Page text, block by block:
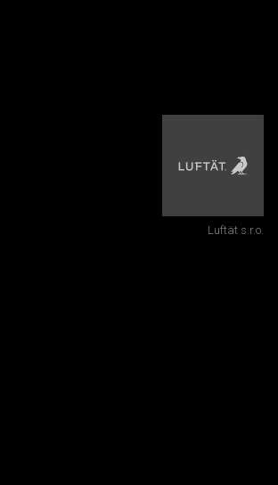
Luftät s.r.o.